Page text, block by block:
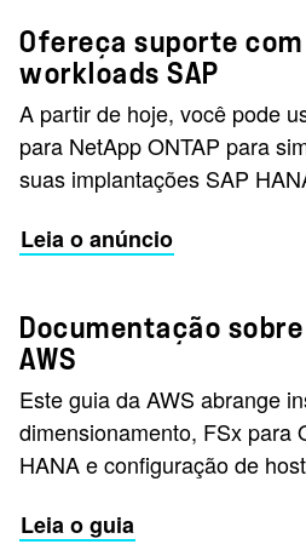
Ofereça suporte
workloads SAP
A partir de hoje, você pode
para NetApp ONTAP para
suas implantações SAP
Leia o anúncio
Documentação sobre
AWS
Este guia da AWS abrange
dimensionamento, FSx para
HANA e configuração de
Leia o guia